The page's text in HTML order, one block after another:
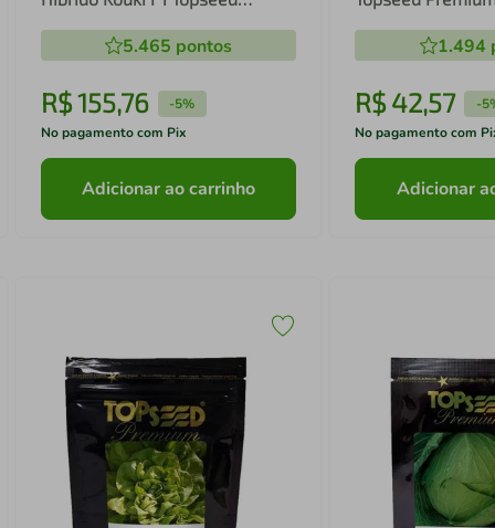
Premium - 10g
5.465 pontos
R$155,76 -5%
No pagamento com Pix
Adicionar ao carrinho
1.494
R$42,57 -
No pagamento com
Adicionar